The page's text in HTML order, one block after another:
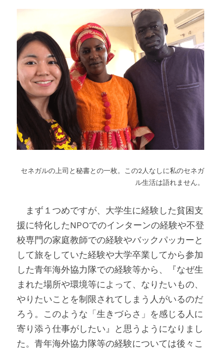
セネガルの上司と秘書との一枚。この2人なしに私のセネガ
ル生活は語れません。
まず１つめですが、大学生に経験した貧困支
援に特化したNPOでのインターンの経験や不登
校専門の家庭教師での経験やバックパッカーと
して旅をしていた経験や大学卒業してから参加
した青年海外協力隊での経験等から、『なぜ生
まれた場所や環境等によって、なりたいもの、
やりたいことを制限されてしまう人がいるのだ
ろう。このような「生きづらさ」を感じる人に
寄り添う仕事がしたい』と思うようになりまし
た。青年海外協力隊等の経験については後々こ